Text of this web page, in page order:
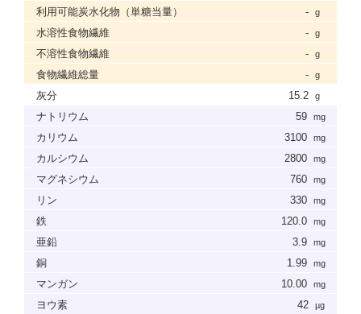
利用可能炭水化物（単糖当量） - g
水溶性食物繊維 - g
不溶性食物繊維 - g
食物繊維総量 - g
灰分 15.2 g
ナトリウム 59 mg
カリウム 3100 mg
カルシウム 2800 mg
マグネシウム 760 mg
リン 330 mg
鉄 120.0 mg
亜鉛 3.9 mg
銅 1.99 mg
マンガン 10.00 mg
ヨウ素 42 µg